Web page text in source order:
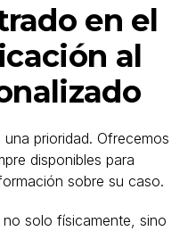
en el
al
prioridad. Ofrecemos
disponibles para
sobre su caso.
solo físicamente, sino